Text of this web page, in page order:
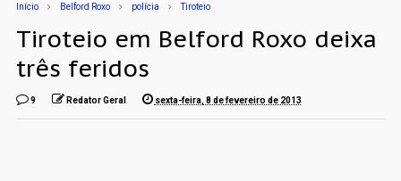
Início Belford Roxo polícia Tiroteio
Tiroteio em Belford Roxo deixa
três feridos
9 Redator Geral sexta-feira, 8 de fevereiro de 2013